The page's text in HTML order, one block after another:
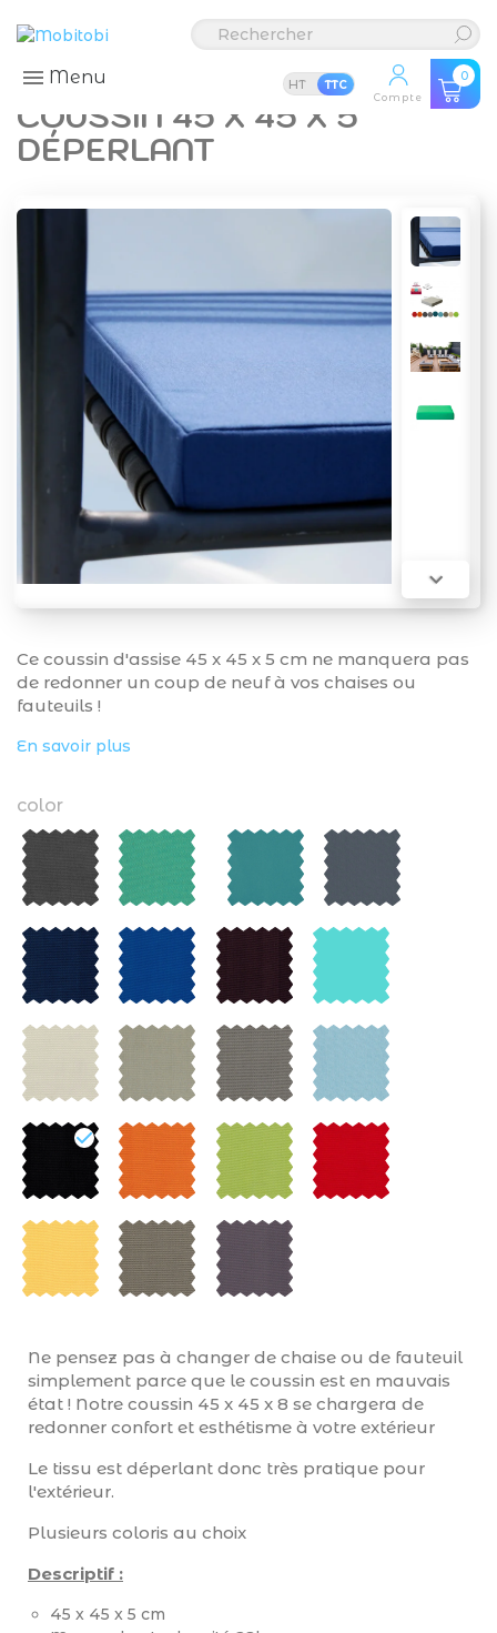
Menu HT TTC
Compte
0
COUSSIN 45 X 45 X 5
DÉPERLANT

Ce coussin d'assise 45 x 45 x 5 cm ne manquera pas
de redonner un coup de neuf à vos chaises ou
fauteuils !
En savoir plus
color
Ne pensez pas à changer de chaise ou de fauteuil
simplement parce que le coussin est en mauvais
état ! Notre coussin 45 x 45 x 8 se chargera de
redonner confort et esthétisme à votre extérieur
Le tissu est déperlant donc très pratique pour
l'extérieur.
Plusieurs coloris au choix
Descriptif :
45 x 45 x 5 cm